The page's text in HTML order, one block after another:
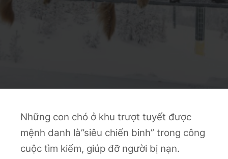
Những con chó ở khu trượt tuyết được
mệnh danh là”siêu chiến binh” trong công
cuộc tìm kiếm, giúp đỡ người bị nạn.